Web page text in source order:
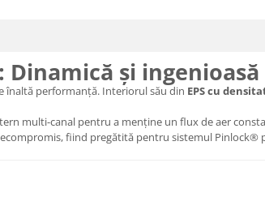
Dinamică și ingenioasă
înaltă performanță. Interiorul său din EPS cu
multi-canal pentru a menține un flux de aer
fiind pregătită pentru sistemul Pinlock®